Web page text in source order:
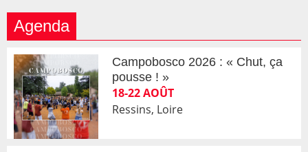
Agenda
Campobosco 2026 : « Chut, ça
pousse ! »
18-22 AOÛT
Ressins, Loire